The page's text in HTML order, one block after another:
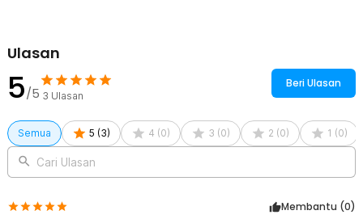
standar yang umum digunakan pada sepeda MTB dan sepeda
sport. Proses pemasangannya praktis sehingga mudah dipasang
maupun diganti sendiri di rumah. Ideal digunakan untuk sepeda
gunung, sepeda hybrid, hingga sepeda touring.
Kelengkapan Produk
Rincian yang Anda dapatkan untuk pembelian produk ini:
1 x TaffSPORT Jok Sadel Sepeda Bike Saddle Hollow Ergonomic
Breathable - YF-1034
Ulasan
5/5 3 Ulasan
Beri Ulasan
Semua 5 (3) 4 (0) 3 (0) 2 (0) 1 (0)
Cari Ulasan
Membantu (0)